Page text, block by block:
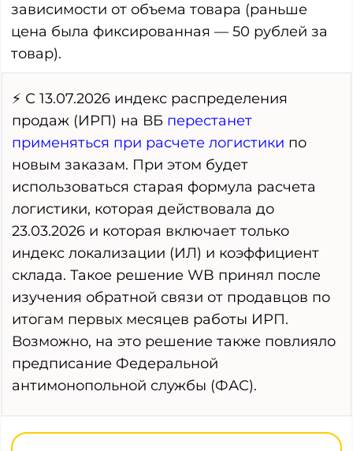
зависимости от объема товара (раньше
цена была фиксированная — 50 рублей за
товар).
⚡ С 13.07.2026 индекс распределения
продаж (ИРП) на ВБ перестанет
применяться при расчете логистики по
новым заказам. При этом будет
использоваться старая формула расчета
логистики, которая действовала до
23.03.2026 и которая включает только
индекс локализации (ИЛ) и коэффициент
склада. Такое решение WB принял после
изучения обратной связи от продавцов по
итогам первых месяцев работы ИРП.
Возможно, на это решение также повлияло
предписание Федеральной
антимонопольной службы (ФАС).